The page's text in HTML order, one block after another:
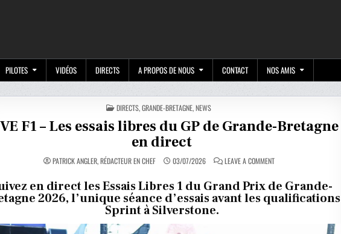
PILOTES VIDÉOS DIRECTS A PROPOS DE NOUS CONTACT NOS AMIS
POSTED
IN
DIRECTS,GRANDE-BRETAGNE,NEWS
F1 – Les essais libres du GP de Grande-Bretagne
en direct
PATRICK ANGLER, RÉDACTEUR EN CHEF 03/07/2026 LEAVE A COMMENTON
LIVE
–
LES
ESSAIS
LIBRES
en direct les Essais Libres 1 du Grand Prix de Grande-
2026, l’unique séance d’essais avant les qualifications
Sprint à Silverstone.